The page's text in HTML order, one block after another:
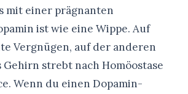
mit einer prägnanten
ist wie eine Wippe. Auf
Vergnügen, auf der anderen
Gehirn strebt nach Homöostase
Wenn du einen Dopamin-